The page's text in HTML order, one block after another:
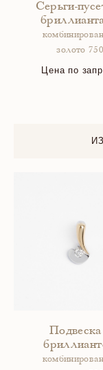
Серьги-
золото 750
Цена по
Подвеска